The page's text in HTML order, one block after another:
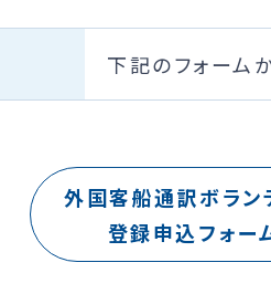
下記のフォーム
外国客船通訳ボラン
登録申込フォー